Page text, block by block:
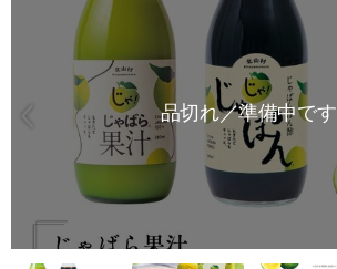
品切れ／準備中です